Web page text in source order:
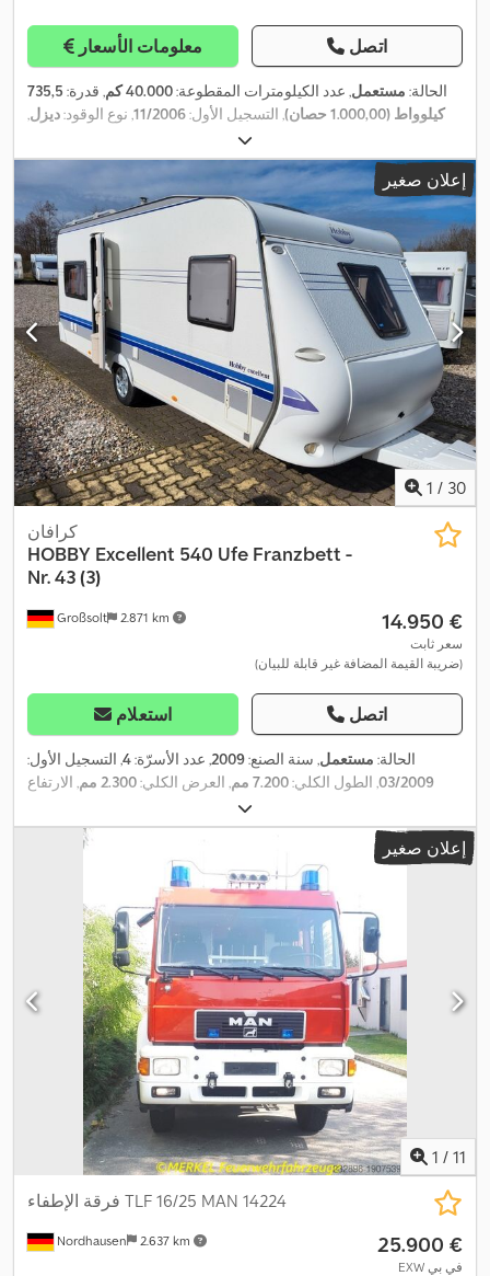
معلومات الأسعار اتصل
الحالة: مستعمل, عدد الكيلومترات المقطوعة:40.000 كم , قدرة: 735,5
كيلوواط (1.000,00 حصان)
, التسجيل الأول:11/2006, نوع الوقود:ديزل,
الوزن الإجمالي:
2006, معدات:تاريخ خدمة كامل, تكييف الهواء, توجيه معزز بالطاقة, دفع
رباعي, سخان التدفئة أثناء التوقف, مصابيح أمامية إضافية, وسادة هوائية,
إعلان صغير
1 / 30
Großsolt 2.871 km
كرافان
HOBBY Excellent 540 Ufe Franzbett -
Nr. 43 (3)
‏14.950 €
سعر ثابت
(ضريبة القيمة المضافة غير قابلة للبيان)
استعلام اتصل
الحالة: مستعمل, سنة الصنع:2009, عدد الأسرّة:4, التسجيل الأول:
03/2009, الطول الكلي:7.200 مم , العرض الكلي:2.300 مم
, الارتفاع
محور واحد
معدات:حمام, سخان التدفئة أثناء التوقف ,
إعلان صغير
1 / 11
Nordhausen 2.637 km
فرقة الإطفاء TLF 16/25 MAN 14224
‏25.900 €
EXW في بي